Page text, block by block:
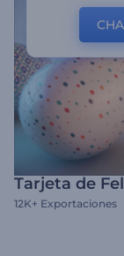
Tarjeta de
12K+ Exportaciones